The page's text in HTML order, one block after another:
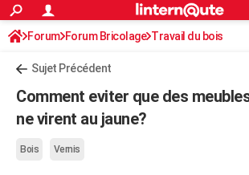
ACTUALITÉS
Politique
Société
Faits Divers
Education
Monde
Villes
+
Programme TV
Streaming
Sorties cinéma
Musique
FINANCE
Retraite
Impôts
Epargne
Immobilier
Risques naturels par ville
Banque
Assurance
Crédit
AUTO
S'inscrire
Connexion
Forum Forum Bricolage Travail du bois
Sujet Précédent
Comment eviter que des
ne virent au jaune?
Bois Vernis